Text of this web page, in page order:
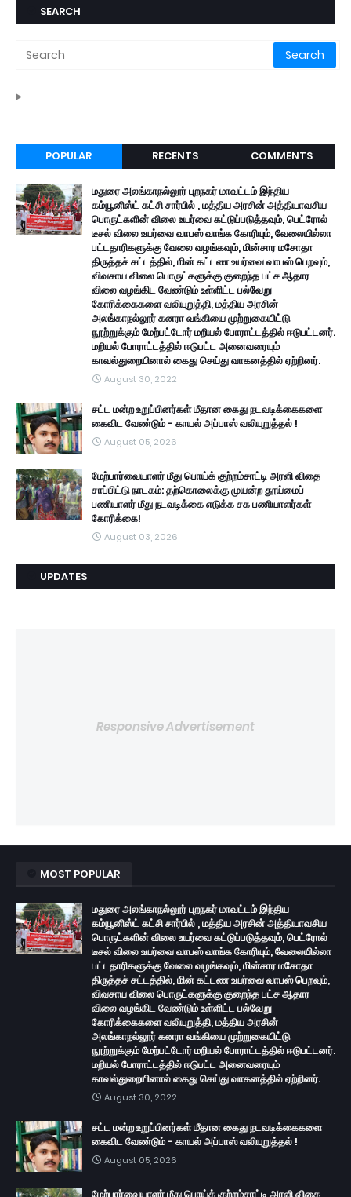
SEARCH
POPULAR RECENTS COMMENTS
மதுரை அலங்காநல்லூர் புறநகர் மாவட்டம் இந்திய
கம்யூனிஸ்ட் கட்சி சார்பில் , மத்திய அரசின் அத்தியாவசிய
பொருட்களின் விலை உயர்வை கட்டுப்படுத்தவும், பெட்ரோல்
டீசல் விலை உயர்வை வாபஸ் வாங்க கோரியும், வேலையில்லா
பட்டதாரிகளுக்கு வேலை வழங்கவும், மின்சார மசோதா
திருத்தச் சட்டத்தில், மின் கட்டண உயர்வை வாபஸ் பெறவும்,
விவசாய விலை பொருட்களுக்கு குறைந்த பட்ச ஆதார
விலை வழங்கிட வேண்டும் உள்ளிட்ட பல்வேறு
கோரிக்கைகளை வலியுறுத்தி, மத்திய அரசின்
அலங்காநல்லூர் கனரா வங்கியை முற்றுகையிட்டு
நூற்றுக்கும் மேற்பட்டோர் மறியல் போராட்டத்தில் ஈடுபட்டனர்.
மறியல் போராட்டத்தில் ஈடுபட்ட அனைவரையும்
காவல்துறையினால் கைது செய்து வாகனத்தில் ஏற்றினர்.
August 30, 2022
சட்ட மன்ற உறுப்பினர்கள் மீதான கைது நடவடிக்கைகளை
கைவிட வேண்டும் - காயல் அப்பாஸ் வலியுறுத்தல் !
August 05, 2026
மேற்பார்வையாளர் மீது பொய்க் குற்றம்சாட்டி அரளி விதை
சாப்பிட்டு நாடகம்: தற்கொலைக்கு முயன்ற தூய்மைப்
பணியாளர் மீது நடவடிக்கை எடுக்க சக பணியாளர்கள்
கோரிக்கை!
August 03, 2026
UPDATES
Responsive Advertisement
MOST POPULAR
மதுரை அலங்காநல்லூர் புறநகர் மாவட்டம் இந்திய
கம்யூனிஸ்ட் கட்சி சார்பில் , மத்திய அரசின் அத்தியாவசிய
பொருட்களின் விலை உயர்வை கட்டுப்படுத்தவும், பெட்ரோல்
டீசல் விலை உயர்வை வாபஸ் வாங்க கோரியும், வேலையில்லா
பட்டதாரிகளுக்கு வேலை வழங்கவும், மின்சார மசோதா
திருத்தச் சட்டத்தில், மின் கட்டண உயர்வை வாபஸ் பெறவும்,
விவசாய விலை பொருட்களுக்கு குறைந்த பட்ச ஆதார
விலை வழங்கிட வேண்டும் உள்ளிட்ட பல்வேறு
கோரிக்கைகளை வலியுறுத்தி, மத்திய அரசின்
அலங்காநல்லூர் கனரா வங்கியை முற்றுகையிட்டு
நூற்றுக்கும் மேற்பட்டோர் மறியல் போராட்டத்தில் ஈடுபட்டனர்.
மறியல் போராட்டத்தில் ஈடுபட்ட அனைவரையும்
காவல்துறையினால் கைது செய்து வாகனத்தில் ஏற்றினர்.
August 30, 2022
சட்ட மன்ற உறுப்பினர்கள் மீதான கைது நடவடிக்கைகளை
கைவிட வேண்டும் - காயல் அப்பாஸ் வலியுறுத்தல் !
August 05, 2026